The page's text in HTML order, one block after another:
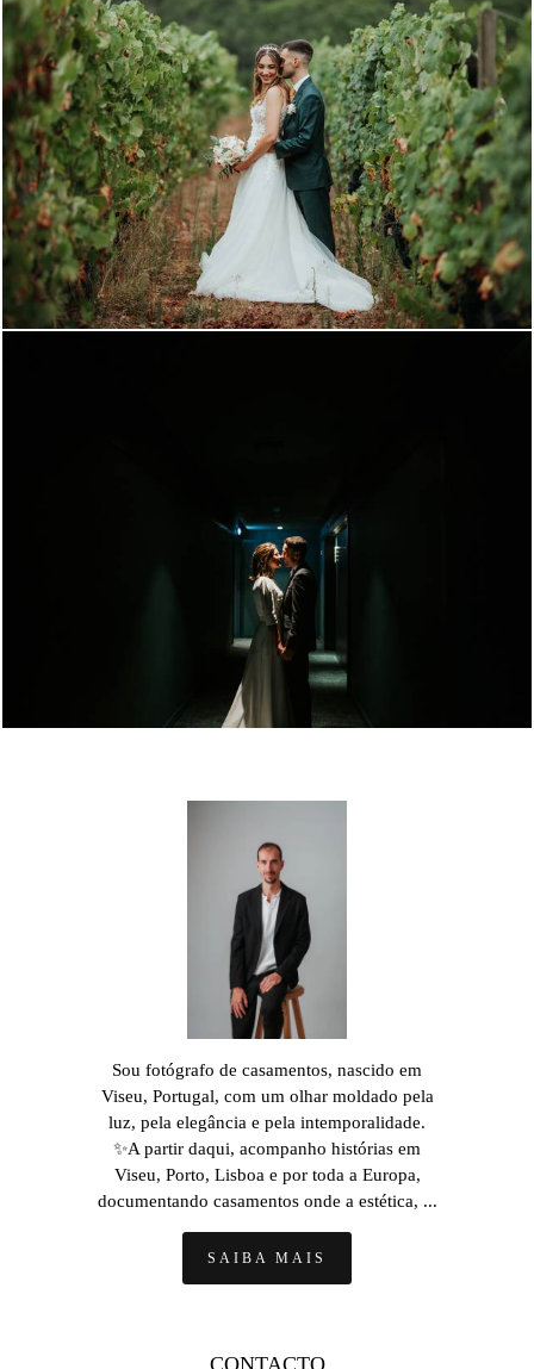
931 0
1073
Sou fotógrafo de casamentos, nascido em
Viseu, Portugal, com um olhar moldado pela
luz, pela elegância e pela intemporalidade.
✨A partir daqui, acompanho histórias em
Viseu, Porto, Lisboa e por toda a Europa,
documentando casamentos onde a estética, ...
SAIBA MAIS
CONTACTO